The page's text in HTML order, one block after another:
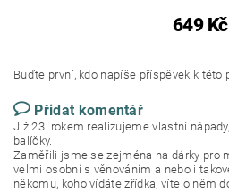
649 Kč
Buďte první, kdo napíše příspěvek k této
Přidat komentář
Již 23. rokem realizujeme vlastní
balíčky.
Zaměřili jsme se zejména na dárky pro
velmi osobní s věnováním a nebo i
někomu, koho vídáte zřídka, víte o něm